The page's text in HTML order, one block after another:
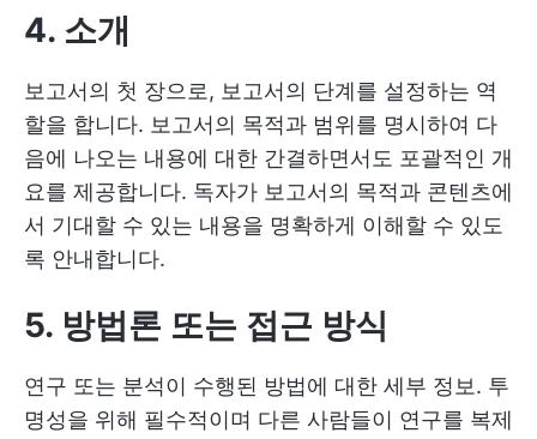
4. 소개
보고서의 첫 장으로, 보고서의 단계를 설정하는 역
할을 합니다. 보고서의 목적과 범위를 명시하여 다
음에 나오는 내용에 대한 간결하면서도 포괄적인 개
요를 제공합니다. 독자가 보고서의 목적과 콘텐츠에
서 기대할 수 있는 내용을 명확하게 이해할 수 있도
록 안내합니다.
5. 방법론 또는 접근 방식
연구 또는 분석이 수행된 방법에 대한 세부 정보. 투
명성을 위해 필수적이며 다른 사람들이 연구를 복제